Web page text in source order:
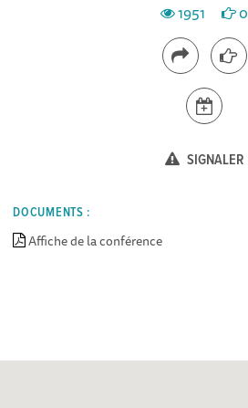
1951 0
SIGNALER
DOCUMENTS :
Affiche de la conférence